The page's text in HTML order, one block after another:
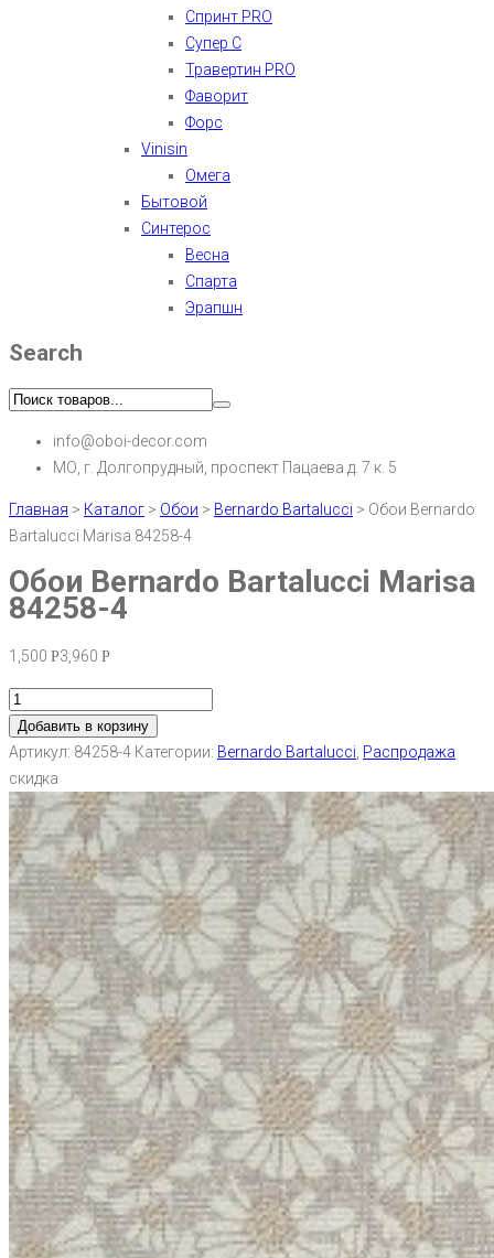
Спринт PRO
Супер С
Травертин PRO
Фаворит
Форс
Vinisin
Омега
Бытовой
Синтерос
Весна
Спарта
Эрапшн
Search
info@oboi-decor.com
МО, г. Долгопрудный, проспект Пацаева д. 7 к. 5
Главная > Каталог > Обои > Bernardo Bartalucci > Обои Bernardo
Bartalucci Marisa 84258-4
Обои Bernardo Bartalucci Marisa
84258-4
1,500 Р3,960 Р
Добавить в корзину
Артикул: 84258-4 Категории: Bernardo Bartalucci Распродажа
скидка